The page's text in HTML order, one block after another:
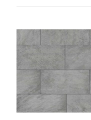
BETON